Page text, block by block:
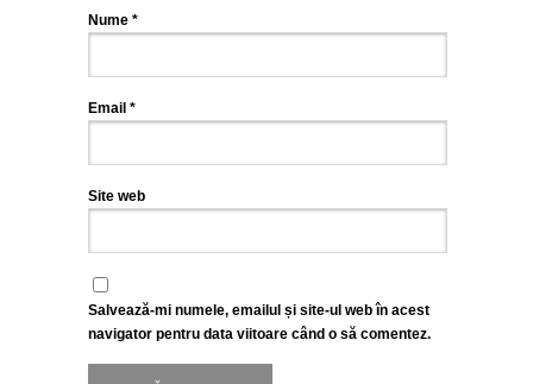
Nume *
Email *
Site web
Salvează-mi numele, emailul și site-ul web în acest
navigator pentru data viitoare când o să comentez.